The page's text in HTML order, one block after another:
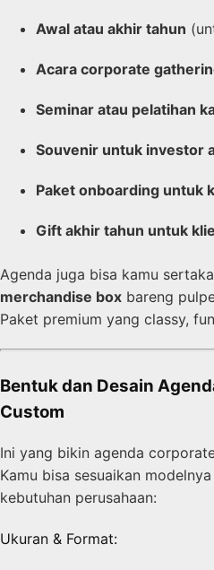
Awal atau akhir tahun
Acara corporate
Seminar atau pelatihan
Souvenir untuk investor
Paket onboarding untuk
Gift akhir tahun untuk
Agenda juga bisa kamu
merchandise box bareng
Paket premium yang classy,
Bentuk dan Desain
Custom
Ini yang bikin agenda
Kamu bisa sesuaikan
kebutuhan perusahaan:
Ukuran & Format: